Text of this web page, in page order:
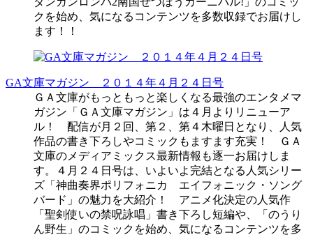
クを始め、気になるコンテンツを多数収録でお届けし
ます！！
GA文庫マガジン ２０１４年４月２４日号
ＧＡ文庫がもっともっと楽しくなる最強のエンタメマ
ガジン「ＧＡ文庫マガジン」は４月よりリニューア
ル！ 配信が月２回、第２、第４木曜日となり、人気
作品の書き下ろしやコミックもますます充実！ ＧＡ
文庫のメディアミックス最新情報も逐一お届けしま
す。４月２４日号は、いよいよ完結となる人気シリー
ズ「神曲奏界ポリフォニカ エイフォニック・ソング
バード」の魅力を大紹介！ アニメ化決定の人気作
「聖剣使いの禁呪詠唱」書き下ろし短編や、「のうり
ん野生」のコミックを始め、気になるコンテンツを多